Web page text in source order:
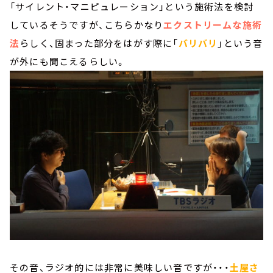
「サイレント・マニピュレーション」という施術法を検討
しているそうですが、こちらかなりエクストリームな施術
法 らしく、固まった部分をはがす際に「バリバリ 」という音
が外にも聞こえるらしい。
その音、ラジオ的には非常に美味しい音ですが・・・土屋さ